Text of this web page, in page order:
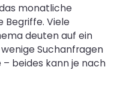
monatliche
Begriffe. Viele
deuten auf ein
Suchanfragen
beides kann je nach